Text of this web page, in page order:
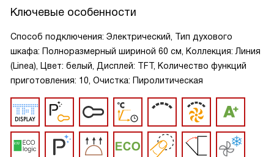
Ключевые особенности
Способ подключения: Электрический, Тип духового
шкафа: Полноразмерный шириной 60 см, Коллекция: Линия
(Linea), Цвет: белый, Дисплей: TFT, Количество функций
приготовления: 10, Очистка: Пиролитическая